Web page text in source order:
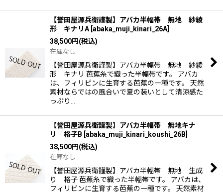
【誉田屋源兵衛謹製】アバカ半幅帯 無地 紗綾
形 キナリA abaka_muji_kinari_26A
38,500円(税込)
在庫なし
【誉田屋源兵衛謹製】アバカ半幅帯 無地 紗綾
形 キナリ 芭蕉糸で織った半幅帯です。 アバカ
は、フィリピンに生育する芭蕉の一種です。 天然
素材ならではの風合いで夏の装いとして清涼感た
っぷり…
【誉田屋源兵衛謹製】アバカ半幅帯 無地キナ
リ 格子B abaka_muji_kinari_koushi_26B
38,500円(税込)
在庫なし
【誉田屋源兵衛謹製】アバカ半幅帯 無地 生成
り 格子 芭蕉糸で織った半幅帯です。 アバカは、
フィリピンに生育する芭蕉の一種です。 天然素材